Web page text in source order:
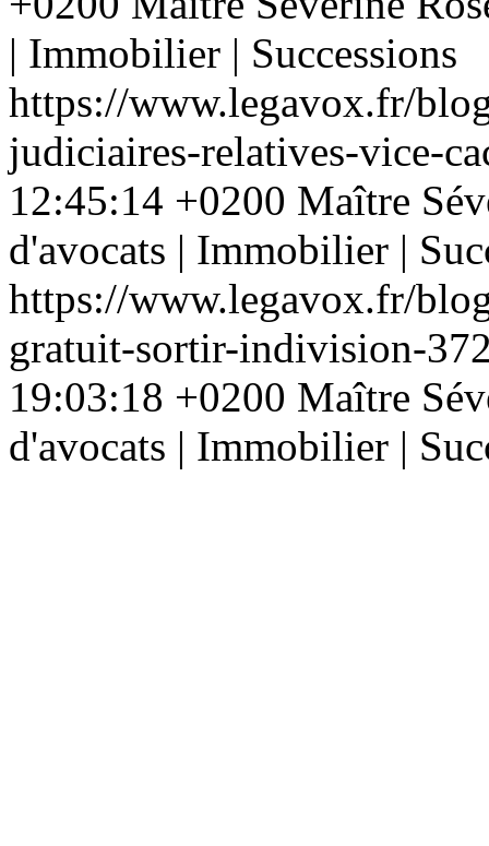
| Immobilier | Successions
https://www.legavox.fr/
judiciaires-relatives-vice-
12:45:14 +0200 Maître
d'avocats | Immobilier |
https://www.legavox.fr/
gratuit-sortir-indivision-
19:03:18 +0200 Maître
d'avocats | Immobilier |